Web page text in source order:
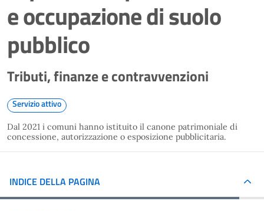
e occupazione di suolo
pubblico
Tributi, finanze e contravvenzioni
Servizio attivo
Dal 2021 i comuni hanno istituito il canone patrimoniale di
concessione, autorizzazione o esposizione pubblicitaria.
INDICE DELLA PAGINA